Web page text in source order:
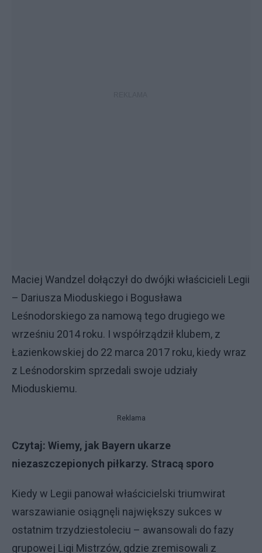
Maciej Wandzel dołączył do dwójki właścicieli Legii
– Dariusza Mioduskiego i Bogusława
Leśnodorskiego za namową tego drugiego we
wrześniu 2014 roku. I współrządził klubem, z
Łazienkowskiej do 22 marca 2017 roku, kiedy wraz
z Leśnodorskim sprzedali swoje udziały
Mioduskiemu.
Reklama
Czytaj: Wiemy, jak Bayern ukarze
niezaszczepionych piłkarzy. Stracą sporo
Kiedy w Legii panował właścicielski triumwirat
warszawianie osiągnęli największy sukces w
ostatnim trzydziestoleciu – awansowali do fazy
grupowej Ligi Mistrzów, gdzie zremisowali z